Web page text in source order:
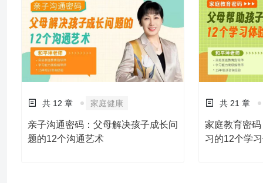
共 12 章 家庭健康
亲子沟通密码：父母解决孩子成长问
题的12个沟通艺术
共 21 章
家庭教育密
习的12个学